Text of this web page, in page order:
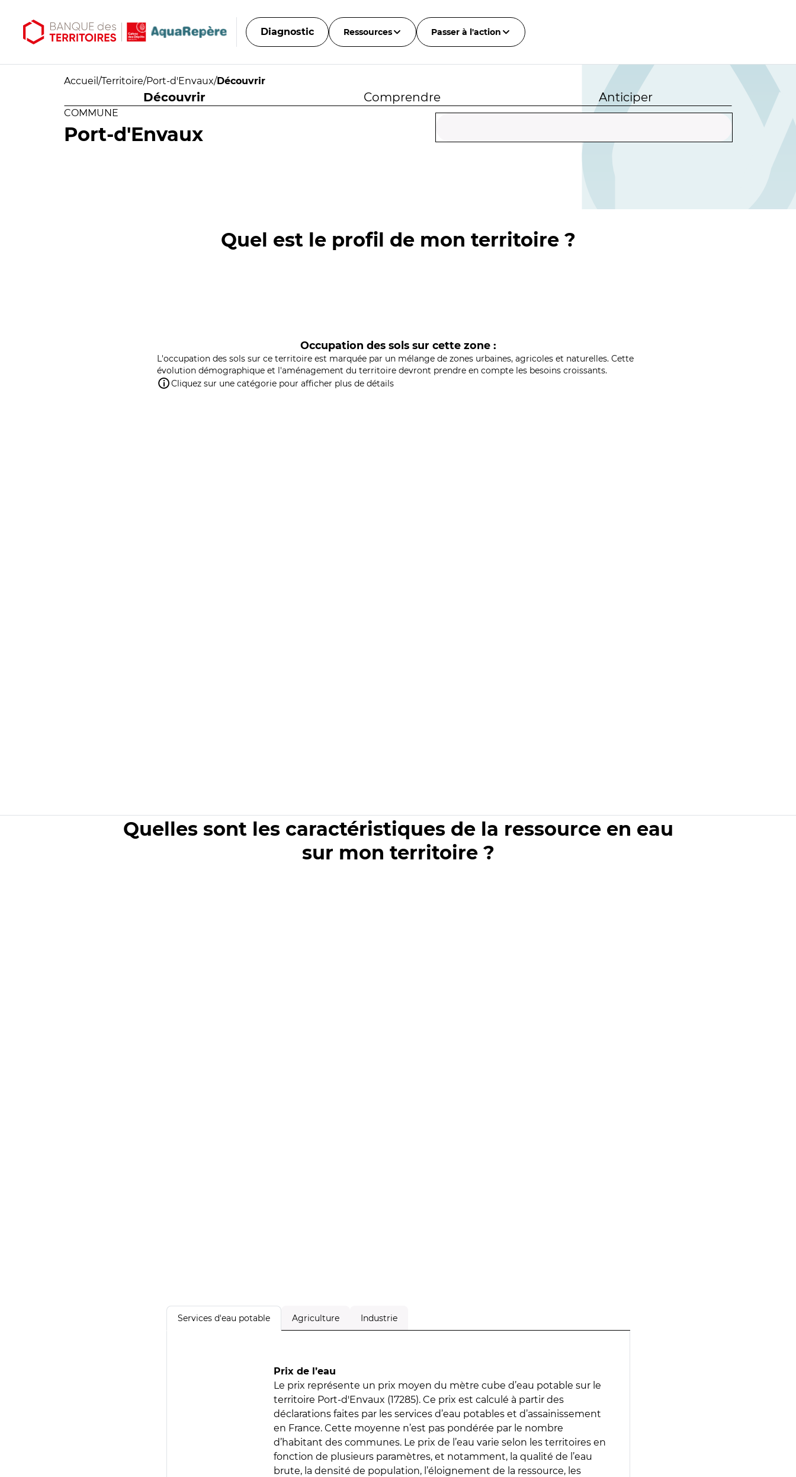
Diagnostic Ressources Passer à l'action
Accueil /Territoire/Port-d'Envaux/Découvrir
Découvrir Comprendre Anticiper
COMMUNE
Port-d'Envaux
Quel est le profil de mon territoire ?
Occupation des sols sur cette zone :
L'occupation des sols sur ce territoire est marquée par un mélange de zones urbaines, agricoles et naturelles. Cette
évolution démographique et l'aménagement du territoire devront prendre en compte les besoins croissants.
Cliquez sur une catégorie pour afficher plus de détails
Quelles sont les caractéristiques de la ressource en eau
sur mon territoire ?
Services d'eau potable Agriculture Industrie
Prix de l’eau
Le prix représente un prix moyen du mètre cube d’eau potable sur le
territoire Port-d'Envaux (17285). Ce prix est calculé à partir des
déclarations faites par les services d’eau potables et d’assainissement
en France. Cette moyenne n’est pas pondérée par le nombre
d’habitant des communes. Le prix de l’eau varie selon les territoires en
fonction de plusieurs paramètres, et notamment, la qualité de l’eau
brute, la densité de population, l’éloignement de la ressource, les